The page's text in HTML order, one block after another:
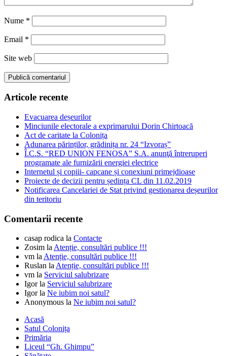
Nume *
Email *
Site web
Articole recente
Evacuarea deșeurilor
Minciunile electorale a exprimarului Dorin Chirtoacă
Act de caritate la Colonița
Adunarea părinților, grădinița nr. 24 “Izvoraș”
Î.C.S. “RED UNION FENOSA” S.A. anunţă întreruperi
programate ale furnizării energiei electrice
Internetul și copiii- capcane și conexiuni primejdioase
Proiecte de decizii pentru ședința CL din 11.02.2019
Notificarea Cancelariei de Stat privind gestionarea deșeurilor
din teritoriu
Comentarii recente
casap rodica la Contacte
Zosim la Atenție, consultări publice !!!
vm la Atenție, consultări publice !!!
Ruslan la Atenție, consultări publice !!!
vm la Serviciul salubrizare
Igorla Serviciul salubrizare
Igorla Ne iubim noi satul?
Anonymous la Ne iubim noi satul?
Acasă
Satul Colonița
Primăria
Liceul “Gh. Ghimpu”